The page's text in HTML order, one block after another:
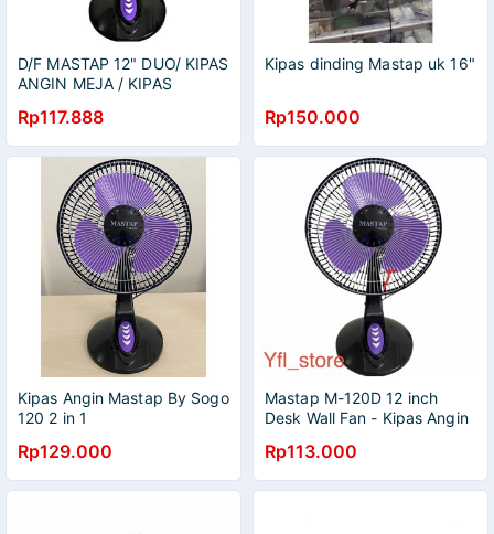
D/F MASTAP 12" DUO/ KIPAS
ANGIN MEJA / KIPAS
Rp117.888
Kipas dinding Mastap uk 16"
Rp150.000
Kipas Angin Mastap By Sogo
120 2 in 1
Rp129.000
Mastap M-120D 12 inch
Desk Wall Fan - Kipas Angin
Tempel Tembok
Rp113.000